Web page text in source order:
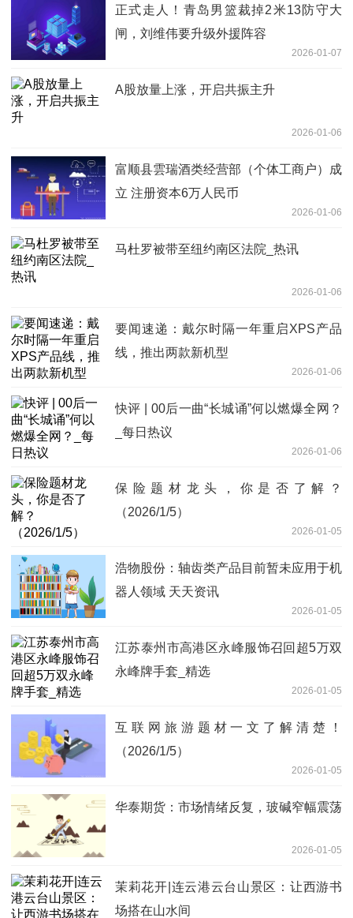
正式走人！青岛男篮裁掉2米13防守大
闸，刘维伟要升级外援阵容
2026-01-07
A股放量上涨，开启共振主升
2026-01-06
富顺县雲瑞酒类经营部（个体工商户）成
立 注册资本6万人民币
2026-01-06
马杜罗被带至纽约南区法院_热讯
2026-01-06
要闻速递：戴尔时隔一年重启XPS产品
线，推出两款新机型
2026-01-06
快评 | 00后一曲“长城诵”何以燃爆全网？
_每日热议
2026-01-06
保险题材龙头，你是否了解？
（2026/1/5）
2026-01-05
浩物股份：轴齿类产品目前暂未应用于机
器人领域 天天资讯
2026-01-05
江苏泰州市高港区永峰服饰召回超5万双
永峰牌手套_精选
2026-01-05
互联网旅游题材一文了解清楚！
（2026/1/5）
2026-01-05
华泰期货：市场情绪反复，玻碱窄幅震荡
2026-01-05
茉莉花开|连云港云台山景区：让西游书
场搭在山水间